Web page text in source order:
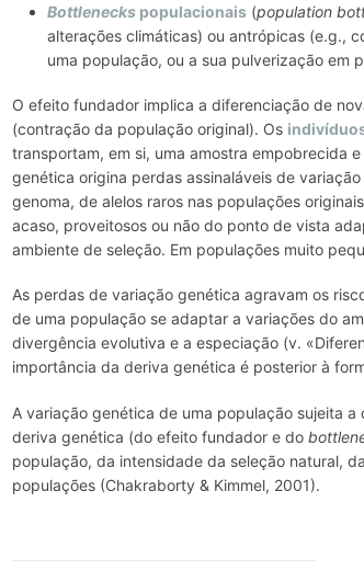
Bottlenecks populacionais (population
alterações climáticas) ou antrópicas (e.g.,
uma população, ou a sua pulverização em
O efeito fundador implica a diferenciação de
(contração da população original). Os
transportam, em si, uma amostra empobrecida
genética origina perdas assinaláveis de
genoma, de alelos raros nas populações
acaso, proveitosos ou não do ponto de vista
ambiente de seleção. Em populações muito
As perdas de variação genética agravam os
de uma população se adaptar a variações do
divergência evolutiva e a especiação (v.
importância da deriva genética é posterior à
A variação genética de uma população sujeita
deriva genética (do efeito fundador e do
população, da intensidade da seleção natural,
populações (Chakraborty & Kimmel, 2001).